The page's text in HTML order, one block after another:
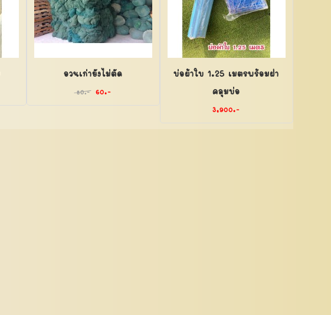
อวนเก่ายังไม่ตัด
80.- 60.-
บ่อผ้าใบ 1.25 เมตรพร้อมฝา
คลุมบ่อ
3,900.-